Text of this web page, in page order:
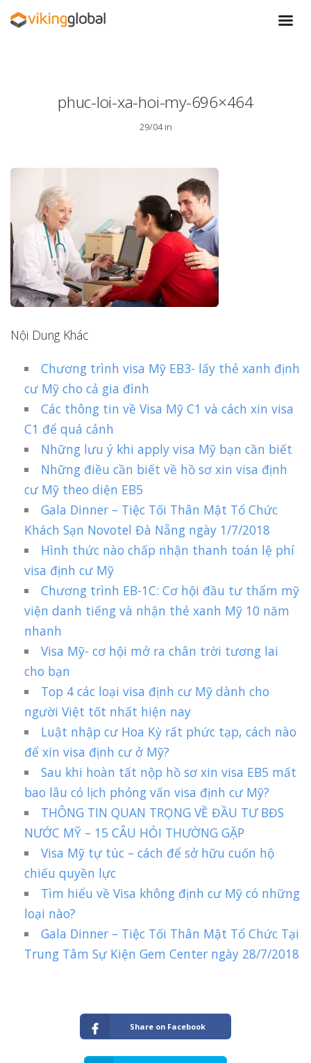
phuc-loi-xa-hoi-my-696×464
29/04 in
Nội Dung Khác
Chương trình visa Mỹ EB3- lấy thẻ xanh định
cư Mỹ cho cả gia đình
Các thông tin về Visa Mỹ C1 và cách xin visa
C1 để quá cảnh
Những lưu ý khi apply visa Mỹ bạn cần biết
Những điều cần biết về hồ sơ xin visa định
cư Mỹ theo diện EB5
Gala Dinner – Tiệc Tối Thân Mật Tổ Chức
Khách Sạn Novotel Đà Nẵng ngày 1/7/2018
Hình thức nào chấp nhận thanh toán lệ phí
visa định cư Mỹ
Chương trình EB-1C: Cơ hội đầu tư thẩm mỹ
viện danh tiếng và nhận thẻ xanh Mỹ 10 năm
nhanh
Visa Mỹ- cơ hội mở ra chân trời tương lai
cho bạn
Top 4 các loại visa định cư Mỹ dành cho
người Việt tốt nhất hiện nay
Luật nhập cư Hoa Kỳ rất phức tạp, cách nào
để xin visa định cư ở Mỹ?
Sau khi hoàn tất nộp hồ sơ xin visa EB5 mất
bao lâu có lịch phỏng vấn visa định cư Mỹ?
THÔNG TIN QUAN TRỌNG VỀ ĐẦU TƯ BĐS
NƯỚC MỸ – 15 CÂU HỎI THƯỜNG GẶP
Visa Mỹ tự túc – cách để sở hữu cuốn hộ
chiếu quyền lực
Tìm hiểu về Visa không định cư Mỹ có những
loại nào?
Gala Dinner – Tiệc Tối Thân Mật Tổ Chức Tại
Trung Tâm Sự Kiện Gem Center ngày 28/7/2018
Share on Facebook